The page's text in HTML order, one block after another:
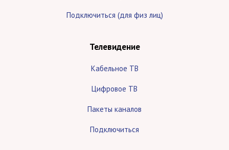
Подключиться (для физ лиц)
Телевидение
Кабельное ТВ
Цифровое ТВ
Пакеты каналов
Подключиться